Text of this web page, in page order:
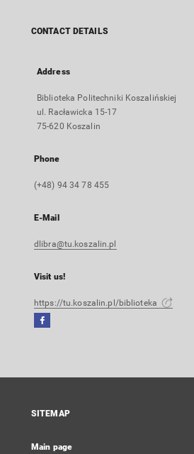
CONTACT DETAILS
Address
Biblioteka Politechniki Koszalińskiej
ul. Racławicka 15-17
75-620 Koszalin
Phone
(+48) 94 34 78 455
E-Mail
dlibra@tu.koszalin.pl
Visit us!
https://tu.koszalin.pl/biblioteka
Facebook
open
new
SITEMAP
Main page